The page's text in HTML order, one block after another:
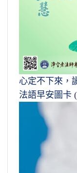
心定不下來，
法語早安圖卡